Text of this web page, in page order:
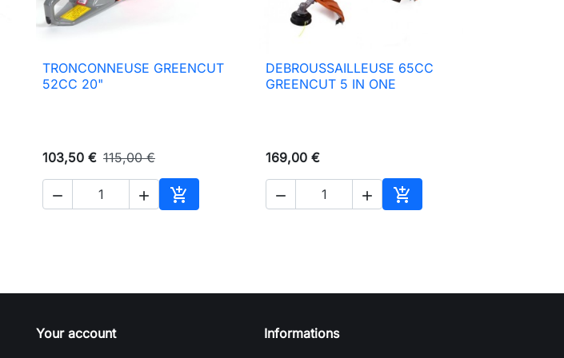
panier
 Aperçu rapide
TRONCONNEUSE GREENCUT
52CC 20"
103,50 € 115,00 €
  
Ajouter au panier
 Aperçu rapide
DEBROUSSAILLEUSE 65CC
GREENCUT 5 IN ONE
169,00 €
  
Ajouter au panier
Your account Informations